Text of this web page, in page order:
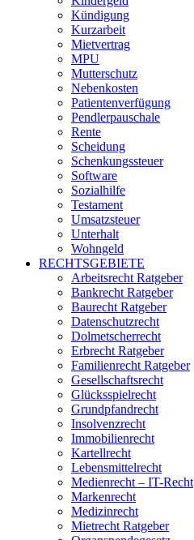
Kündigung
Kurzarbeit
Mietvertrag
MPU
Mutterschutz
Nebenkosten
Patientenverfügung
Pendlerpauschale
Rente
Scheidung
Schenkungssteuer
Software
Sozialhilfe
Testament
Umsatzsteuer
Unterhalt
Wohngeld
RECHTSGEBIETE
Arbeitsrecht Ratgeber
Bankrecht Ratgeber
Baurecht Ratgeber
Datenschutzrecht
Dolmetscherrecht
Erbrecht Ratgeber
Familienrecht Ratgeber
Gesellschaftsrecht
Glücksspielrecht
Grundpfandrecht
Insolvenzrecht
Immobilienrecht
Kartellrecht
Lebensmittelrecht
Medienrecht – IT-Recht
Markenrecht
Medizinrecht
Mietrecht Ratgeber